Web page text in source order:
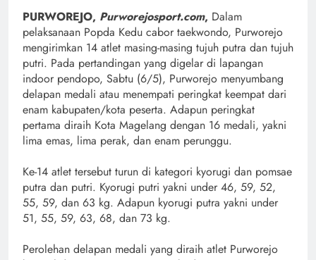
PURWOREJO, Purworejosport.com, Dalam
pelaksanaan Popda Kedu cabor taekwondo, Purworejo
mengirimkan 14 atlet masing-masing tujuh putra dan tujuh
putri. Pada pertandingan yang digelar di lapangan
indoor pendopo, Sabtu (6/5), Purworejo menyumbang
delapan medali atau menempati peringkat keempat dari
enam kabupaten/kota peserta. Adapun peringkat
pertama diraih Kota Magelang dengan 16 medali, yakni
lima emas, lima perak, dan enam perunggu.
Ke-14 atlet tersebut turun di kategori kyorugi dan pomsae
putra dan putri. Kyorugi putri yakni under 46, 59, 52,
55, 59, dan 63 kg. Adapun kyorugi putra yakni under
51, 55, 59, 63, 68, dan 73 kg.
Perolehan delapan medali yang diraih atlet Purworejo